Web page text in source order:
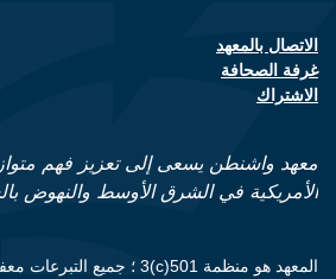
Footer contact links
الاتصال بالمعهد
غرفة الصحافة
الاشتراك
معهد واشنطن يسعى إلى تعزيز فهم
الأمريكية في الشرق الأوسط والنهوض
المعهد هو منظمة 501(c)3 ؛ جميع التبرعات معفاة من الضرائب.